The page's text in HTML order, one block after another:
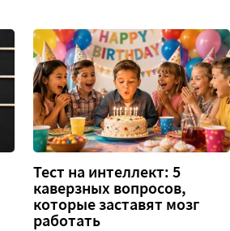
Тест на интеллект: 5
каверзных вопросов,
которые заставят мозг
работать